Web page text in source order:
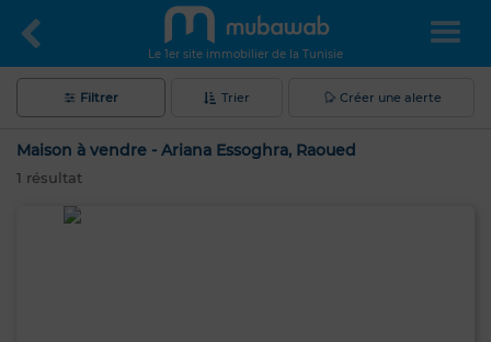
Le 1er site immobilier de la Tunisie
Filtrer Trier Créer une alerte
Maison à vendre - Ariana Essoghra, Raoued
1 résultat